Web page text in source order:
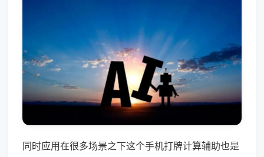
同时应用在很多场景之下这个手机打牌计算辅助也是